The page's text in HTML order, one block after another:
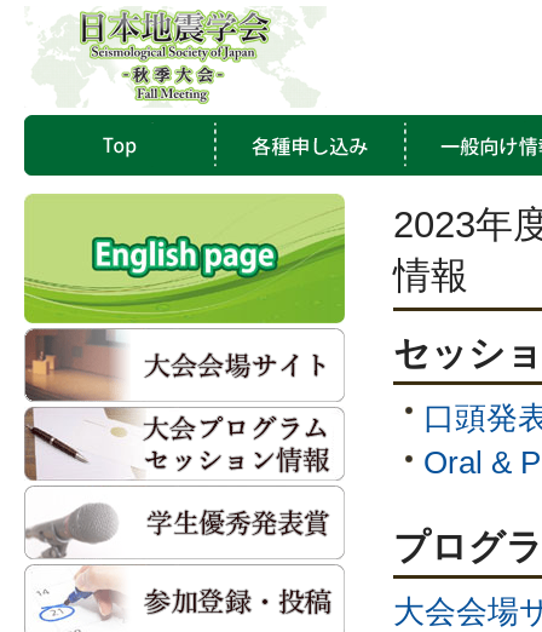
2023年
情報
セッシ
口頭発
Oral &
プログ
大会会場